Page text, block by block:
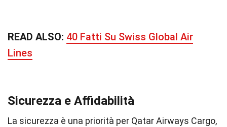
READ ALSO: 40 Fatti Su Swiss Global Air
Lines
Sicurezza e Affidabilità
La sicurezza è una priorità per Qatar Airways Cargo,